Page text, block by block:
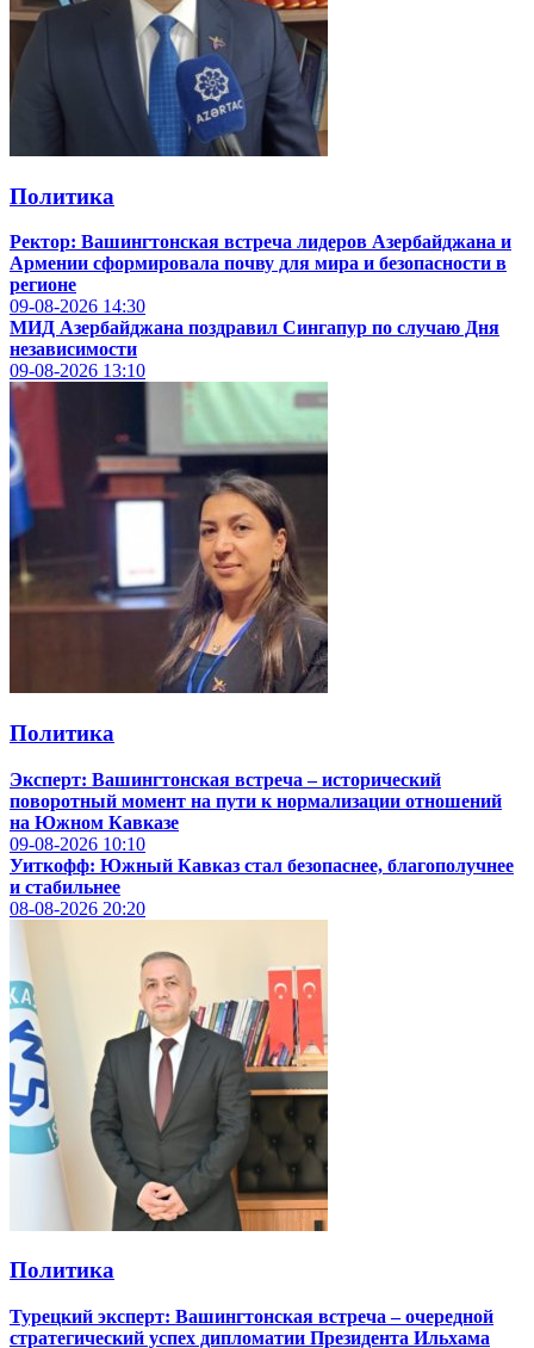
Политика
Ректор: Вашингтонская встреча лидеров Азербайджана и
Армении сформировала почву для мира и безопасности в
регионе
09-08-2026 14:30
МИД Азербайджана поздравил Сингапур по случаю Дня
независимости
09-08-2026 13:10
Политика
Эксперт: Вашингтонская встреча – исторический
поворотный момент на пути к нормализации отношений
на Южном Кавказе
09-08-2026 10:10
Уиткофф: Южный Кавказ стал безопаснее, благополучнее
и стабильнее
08-08-2026 20:20
Политика
Турецкий эксперт: Вашингтонская встреча – очередной
стратегический успех дипломатии Президента Ильхама